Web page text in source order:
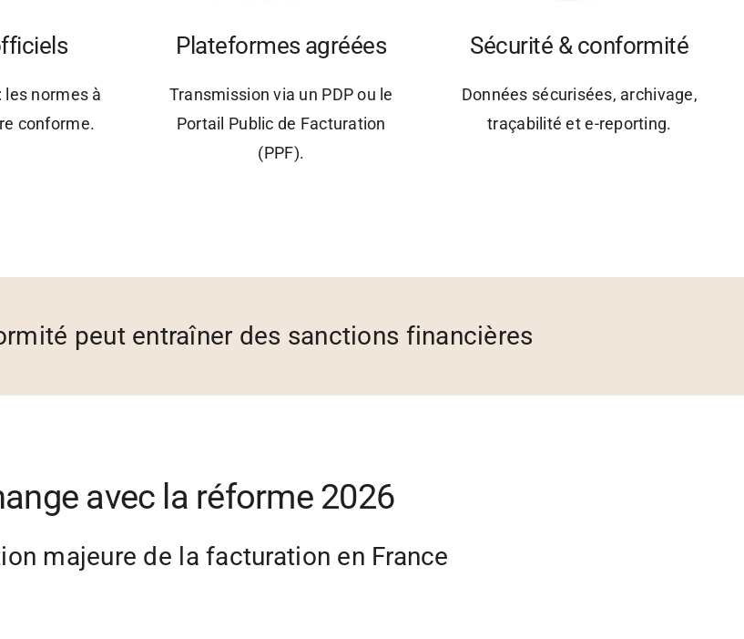
les normes à
conforme.
Plateformes agréées
Transmission via un PDP ou le
Portail Public de Facturation
(PPF).
Sécurité & conformité
Données sécurisées, archivage,
traçabilité et e-reporting.
peut entraîner des sanctions financières
avec la réforme 2026
majeure de la facturation en France